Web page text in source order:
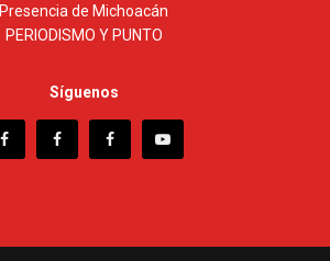
Presencia de Michoacán
PERIODISMO Y PUNTO
Síguenos